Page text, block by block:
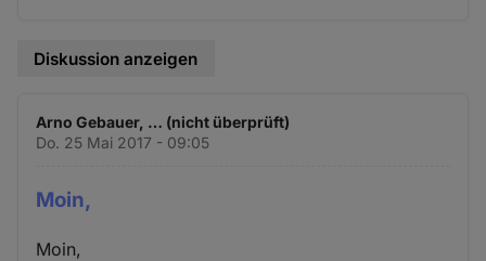
Diskussion anzeigen
Arno Gebauer, … (nicht überprüft)
Do. 25 Mai 2017 - 09:05
Moin,
Moin,